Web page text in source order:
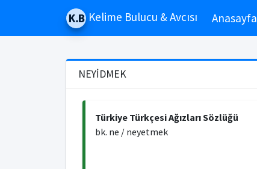
Kelime Bulucu & Avcısı Anasayfa
NEYİDMEK
Türkiye Türkçesi Ağızları Sözlüğü
bk. ne / neyetmek